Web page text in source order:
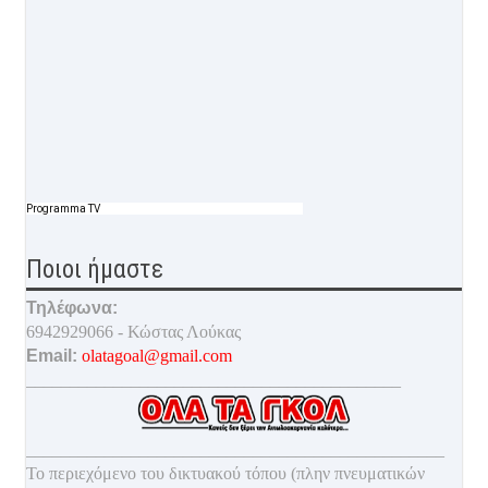
Programma TV
Ποιοι ήμαστε
Τηλέφωνα:
6942929066 - Κώστας Λούκας
Email: olatagoal@gmail.com
Το περιεχόμενο του δικτυακού τόπου (πλην πνευματικών